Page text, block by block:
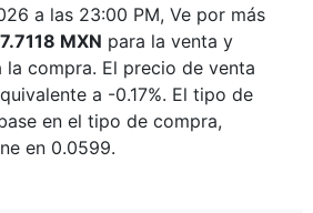
a las 23:00 PM, Ve por más
MXN para la venta y
la compra. El precio de venta
a -0.17%. El tipo de
en el tipo de compra,
en 0.0599.